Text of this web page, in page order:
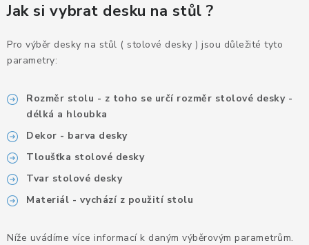
ZDRAVOTNÍ OBUV
PODSEDÁKY NA ŽIDLE
ZDRAVOTNICKÉ POMŮCKY
Jak si vybrat desku na stůl ?
Pro výběr desky na stůl ( stolové desky ) jsou důležité tyto
parametry:
Rozměr stolu - z toho se určí rozměr stolové desky -
délká a hloubka
Dekor - barva desky
Tloušťka stolové desky
Tvar stolové desky
Materiál - vychází z použití stolu
Níže uvádíme více informací k daným výběrovým parametrům.